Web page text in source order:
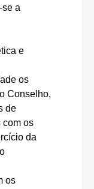
a
e
os
Conselho,
de
com os
da
os